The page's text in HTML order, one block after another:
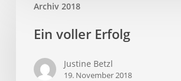
Archiv 2018
Ein voller Erfolg
Justine Betzl
19. November 2018